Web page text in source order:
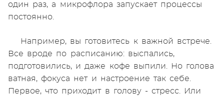
один раз, а микрофлора запускает процессы
постоянно.
Например, вы готовитесь к важной встрече.
Все вроде по расписанию: выспались,
подготовились, и даже кофе выпили. Но голова
ватная, фокуса нет и настроение так себе.
Первое, что приходит в голову - стресс. Или